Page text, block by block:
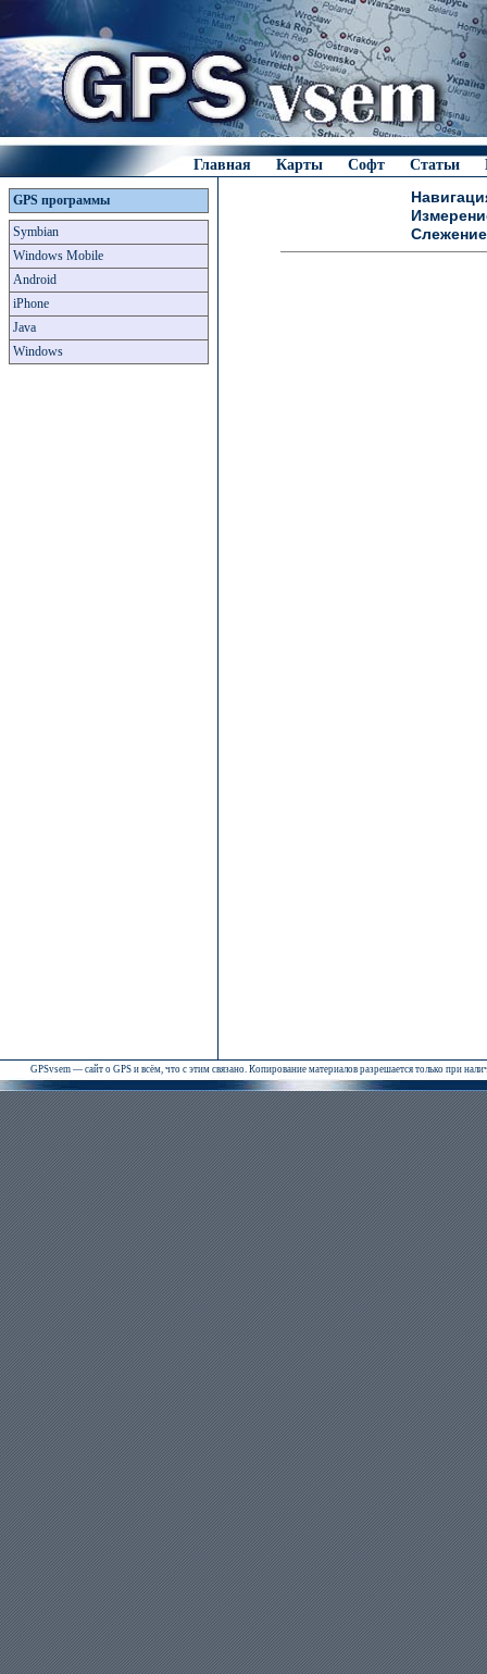
Главная Карты Софт Статьи
GPS программы
Symbian
Windows Mobile
Android
iPhone
Java
Windows
Слежение
GPSvsem — сайт о GPS и всём, что с этим связано. Копирование материалов разрешается только при